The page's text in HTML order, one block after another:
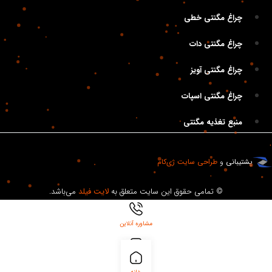
چراغ مگنتی خطی
چراغ مگنتی دات
چراغ مگنتی آویز
چراغ مگنتی اسپات
منبع تغذیه مگنتی
پشتیبانیو طراحی سایتژی‌کام
© تمامی حقوق این سایت متعلق بهلایت فیلدمی‌باشد.
مشاوره آنلاین
بلاگ